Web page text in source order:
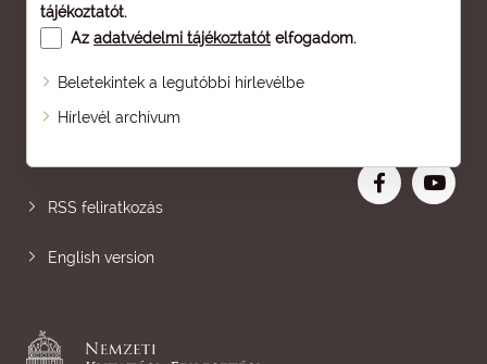
tájékoztatót.
Az adatvédelmi tájékoztatót elfogadom.
Beletekintek a legutóbbi hírlevélbe
Hírlevél archívum
Oldaltérkép
RSS feliratkozás
English version